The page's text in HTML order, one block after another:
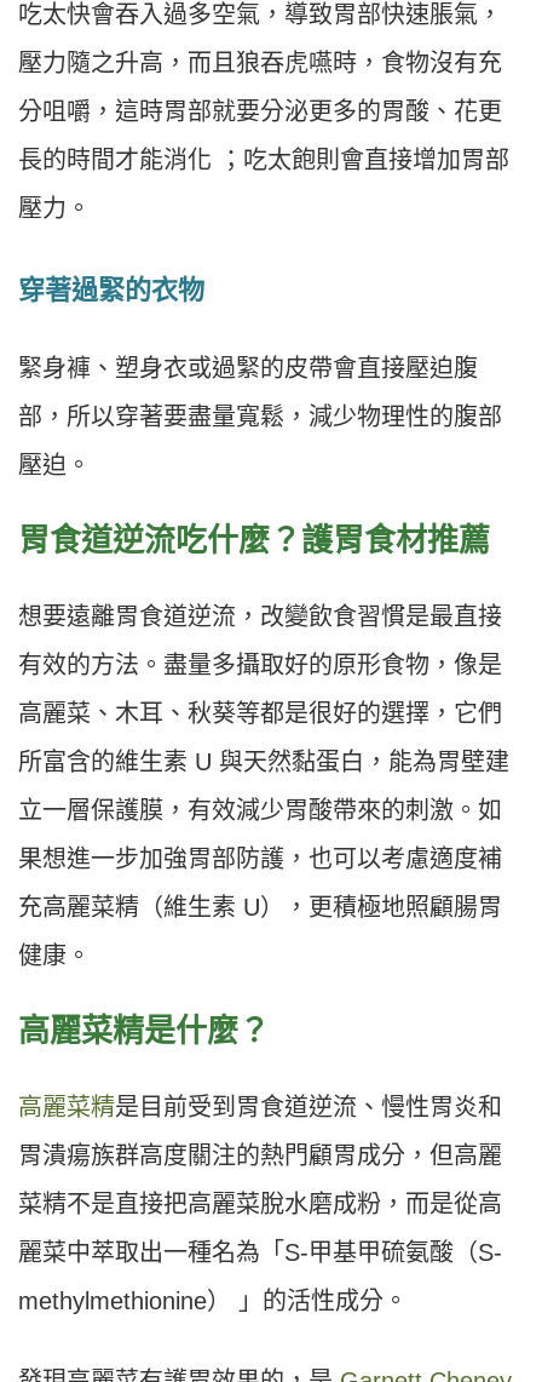
吃太快會吞入過多空氣，導致胃部快速脹氣，
壓力隨之升高，而且狼吞虎嚥時，食物沒有充
分咀嚼，這時胃部就要分泌更多的胃酸、花更
長的時間才能消化 ；吃太飽則會直接增加胃部
壓力。
穿著過緊的衣物
緊身褲、塑身衣或過緊的皮帶會直接壓迫腹
部，所以穿著要盡量寬鬆，減少物理性的腹部
壓迫。
胃食道逆流吃什麼？護胃食材推薦
想要遠離胃食道逆流，改變飲食習慣是最直接
有效的方法。盡量多攝取好的原形食物，像是
高麗菜、木耳、秋葵等都是很好的選擇，它們
所富含的維生素 U 與天然黏蛋白，能為胃壁建
立一層保護膜，有效減少胃酸帶來的刺激。如
果想進一步加強胃部防護，也可以考慮適度補
充高麗菜精（維生素 U），更積極地照顧腸胃
健康。
高麗菜精是什麼？
高麗菜精是目前受到胃食道逆流、慢性胃炎和
胃潰瘍族群高度關注的熱門顧胃成分，但高麗
菜精不是直接把高麗菜脫水磨成粉，而是從高
麗菜中萃取出一種名為「S-甲基甲硫氨酸（S-
methylmethionine） 」的活性成分。